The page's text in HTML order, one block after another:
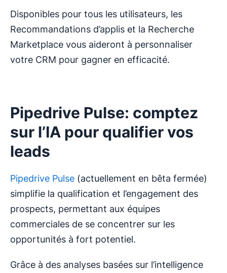
Disponibles pour tous les utilisateurs, les
Recommandations d’applis et la Recherche
Marketplace vous aideront à personnaliser
votre CRM pour gagner en efficacité.
Pipedrive Pulse: comptez
sur l’IA pour qualifier vos
leads
Pipedrive Pulse (actuellement en bêta fermée)
simplifie la qualification et l’engagement des
prospects, permettant aux équipes
commerciales de se concentrer sur les
opportunités à fort potentiel.
Grâce à des analyses basées sur l’intelligence